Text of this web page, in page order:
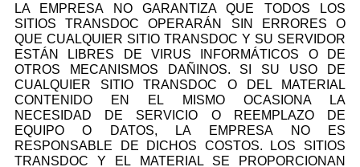
LA EMPRESA NO GARANTIZA QUE TODOS LOS
SITIOS TRANSDOC OPERARÁN SIN ERRORES O
QUE CUALQUIER SITIO TRANSDOC Y SU SERVIDOR
ESTÁN LIBRES DE VIRUS INFORMÁTICOS O DE
OTROS MECANISMOS DAÑINOS. SI SU USO DE
CUALQUIER SITIO TRANSDOC O DEL MATERIAL
CONTENIDO EN EL MISMO OCASIONA LA
NECESIDAD DE SERVICIO O REEMPLAZO DE
EQUIPO O DATOS, LA EMPRESA NO ES
RESPONSABLE DE DICHOS COSTOS. LOS SITIOS
TRANSDOC Y EL MATERIAL SE PROPORCIONAN